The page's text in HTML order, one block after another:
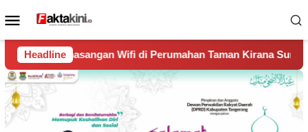
ke
Menu
Mobile
Headline
Wifi di Perumahan Taman Kirana Surya Solear